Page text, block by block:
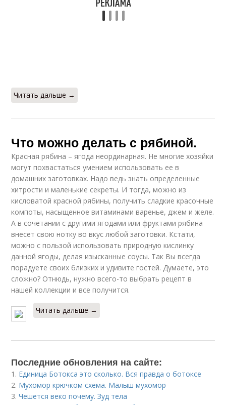
Читать дальше →
Что можно делать с рябиной.
Красная рябина – ягода неординарная. Не многие хозяйки
могут похвастаться умением использовать ее в
домашних заготовках. Надо ведь знать определенные
хитрости и маленькие секреты. И тогда, можно из
кисловатой красной рябины, получить сладкие красочные
компоты, насыщенное витаминами варенье, джем и желе.
А в сочетании с другими ягодами или фруктами рябина
внесет свою нотку во вкус любой заготовки. Кстати,
можно с пользой использовать природную кислинку
данной ягоды, делая изысканные соусы. Так Вы всегда
порадуете своих близких и удивите гостей. Думаете, это
сложно? Отнюдь, нужно всего-то выбрать рецепт в
нашей коллекции и все получится.
Читать дальше →
Последние обновления на сайте:
1. Единица Ботокса это сколько. Вся правда о ботоксе
2. Мухомор крючком схема. Малыш мухомор
3.Чешется веко почему. Зуд тела